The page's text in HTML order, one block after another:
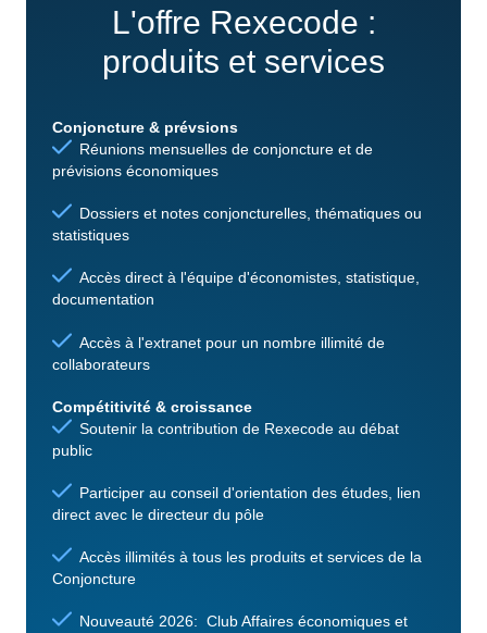
L'offre Rexecode :
produits et services
Conjoncture & prévsions
Réunions mensuelles de conjoncture et de
prévisions économiques
Dossiers et notes conjoncturelles, thématiques ou
statistiques
Accès direct à l'équipe d'économistes, statistique,
documentation
Accès à l'extranet pour un nombre illimité de
collaborateurs
Compétitivité & croissance
Soutenir la contribution de Rexecode au débat
public
Participer au conseil d'orientation des études, lien
direct avec le directeur du pôle
Accès illimités à tous les produits et services de la
Conjoncture
Nouveauté 2026: Club Affaires économiques et